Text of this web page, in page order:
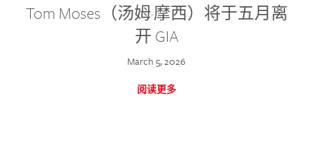
Tom Moses（汤姆·摩西）将于五月离
开 GIA
March 5, 2026
阅读更多